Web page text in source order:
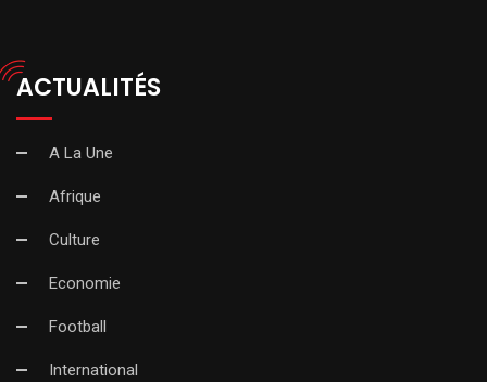
ACTUALITÉS
A La Une
Afrique
Culture
Economie
Football
International